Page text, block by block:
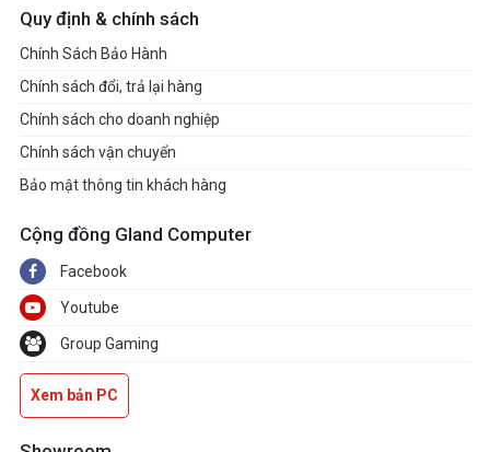
Quy định & chính sách
Chính Sách Bảo Hành
Chính sách đổi, trả lại hàng
Chính sách cho doanh nghiệp
Chính sách vận chuyển
Bảo mật thông tin khách hàng
Cộng đồng Gland Computer
Facebook
Youtube
Group Gaming
Xem bản PC